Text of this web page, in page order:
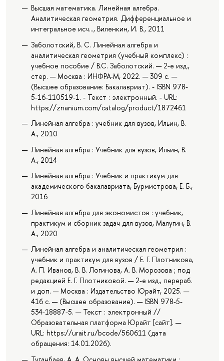
Высшая математика. Линейная алгебра.
Аналитическая геометрия. Дифференциальное и
интегральное исч..., Виленкин, И. В., 2011
Заболотский, В. С. Линейная алгебра и
аналитическая геометрия (учебный комплекс) :
учебное пособие / В.С. Заболотский. — 2-е изд.,
стер. — Москва : ИНФРА-М, 2022. — 309 с. —
(Высшее образование: Бакалавриат). - ISBN 978-
5-16-110519-1. - Текст : электронный. - URL:
https://znanium.com/catalog/product/1872461
Линейная алгебра : учебник для вузов, Ильин, В.
А., 2010
Линейная алгебра : Учебник для вузов, Ильин, В.
А., 2014
Линейная алгебра : Учебник и практикум для
академического бакалавриата, Бурмистрова, Е. Б.,
2016
Линейная алгебра для экономистов : учебник,
практикум и сборник задач для вузов, Малугин, В.
А., 2020
Линейная алгебра и аналитическая геометрия :
учебник и практикум для вузов / Е. Г. Плотникова,
А. П. Иванов, В. В. Логинова, А. В. Морозова ; под
редакцией Е. Г. Плотниковой. — 2-е изд., перераб.
и доп. — Москва : Издательство Юрайт, 2025. —
416 с. — (Высшее образование). — ISBN 978-5-
534-18887-5. — Текст : электронный //
Образовательная платформа Юрайт [сайт]. —
URL: https://urait.ru/bcode/560611 (дата
обращения: 14.01.2026).
Туганбаев, А. А. Основы высшей математики :